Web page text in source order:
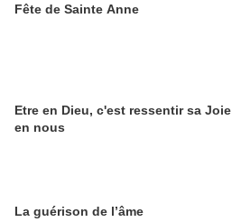
Fête de Sainte Anne
Etre en Dieu, c'est ressentir sa Joie
en nous
La guérison de l’âme